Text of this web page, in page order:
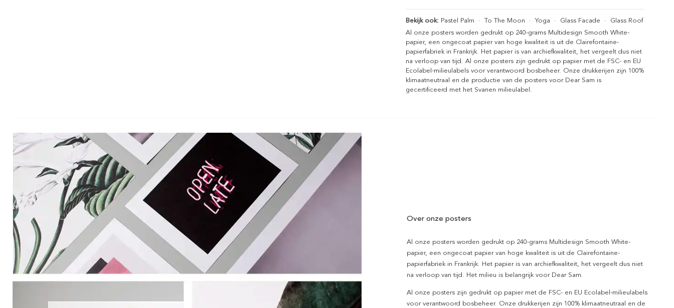
Bekijk ook: Pastel Palm · To The Moon ·Yoga · Glass Facade · Glass Roof
Al onze posters worden gedrukt op 240-grams Multidesign Smooth White-
papier, een ongecoat papier van hoge kwaliteit is uit de Clairefontaine-
papierfabriek in Frankrijk. Het papier is van archiefkwaliteit, het vergeelt dus niet
na verloop van tijd. Al onze posters zijn gedrukt op papier met de FSC- en EU
Ecolabel-milieulabels voor verantwoord bosbeheer. Onze drukkerijen zijn 100%
klimaatneutraal en de productie van de posters voor Dear Sam is
gecertificeerd met het Svanen milieulabel.
Over onze posters
Al onze posters worden gedrukt op 240-grams Multidesign Smooth White-
papier, een ongecoat papier van hoge kwaliteit is uit de Clairefontaine-
papierfabriek in Frankrijk. Het papier is van archiefkwaliteit, het vergeelt dus niet
na verloop van tijd. Het milieu is belangrijk voor Dear Sam.
Al onze posters zijn gedrukt op papier met de FSC- en EU Ecolabel-milieulabels
voor verantwoord bosbeheer. Onze drukkerijen zijn 100% klimaatneutraal en de